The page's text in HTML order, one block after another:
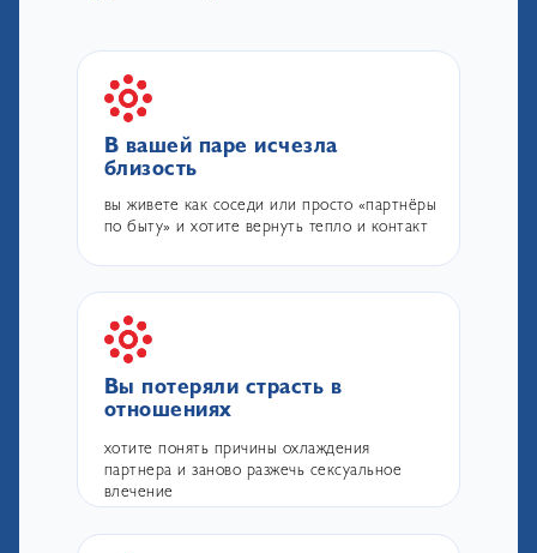
вы живете как соседи или просто «партнёры
по быту» и хотите вернуть тепло и контакт
В вашей паре исчезла
близость
хотите понять причины охлаждения
партнера и заново разжечь сексуальное
влечение
Вы потеряли страсть в
отношениях